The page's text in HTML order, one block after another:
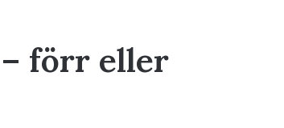
förr eller